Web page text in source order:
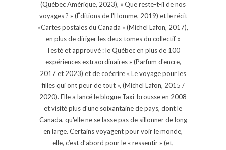
(Québec Amérique, 2023), « Que reste-t-il de nos
voyages ? » (Éditions de l'Homme, 2019) et le récit
«Cartes postales du Canada » (Michel Lafon, 2017),
en plus de diriger les deux tomes du collectif «
Testé et approuvé : le Québec en plus de 100
expériences extraordinaires » (Parfum d'encre,
2017 et 2023) et de coécrire « Le voyage pour les
filles qui ont peur de tout », (Michel Lafon, 2015 /
2020). Elle a lancé le blogue Taxi-brousse en 2008
et visité plus d'une soixantaine de pays, dont le
Canada, qu'elle ne se lasse pas de sillonner de long
en large. Certains voyagent pour voir le monde,
elle, c’est d’abord pour le « ressentir » (et,